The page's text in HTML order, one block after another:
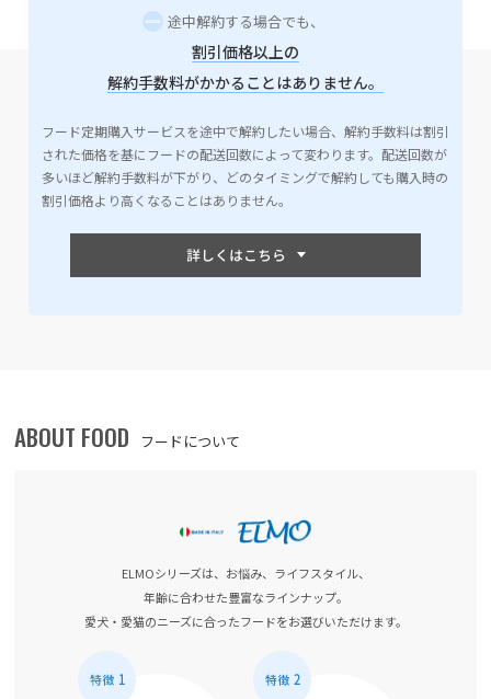
途中解約する場合でも、
割引価格以上の
解約手数料がかかることはありません。
フード定期購入サービスを途中で解約したい場合、解約手数料は割引
された価格を基にフードの配送回数によって変わります。配送回数が
多いほど解約手数料が下がり、どのタイミングで解約しても購入時の
割引価格より高くなることはありません。
ABOUT FOOD フードについて
ELMOシリーズは、お悩み、ライフスタイル、
年齢に合わせた豊富なラインナップ。
愛犬・愛猫のニーズに合ったフードをお選びいただけます。